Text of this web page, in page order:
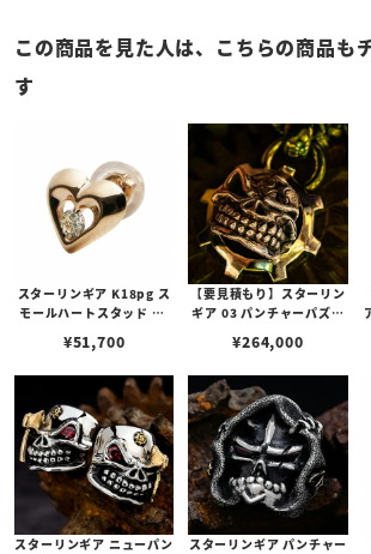
この商品を見た人は、こちらの商品も
す
スターリンギア K18pg ス
モールハートスタッド w/
¥51,700
【要見積もり】スターリン
ギア 03 パンチャーパズル
スペンダント w/1ポイント
ハンドテクスチャー
¥264,000
スターリンギア ニューパン スターリンギア パンチャー